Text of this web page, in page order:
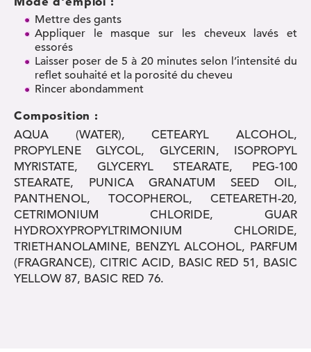
Mettre des gants
Appliquer le masque sur les cheveux lavés et
essorés
Laisser poser de 5 à 20 minutes selon l’intensité du
reflet souhaité et la porosité du cheveu
Rincer abondamment
Composition :
AQUA (WATER), CETEARYL ALCOHOL,
PROPYLENE GLYCOL, GLYCERIN, ISOPROPYL
MYRISTATE, GLYCERYL STEARATE, PEG-100
STEARATE, PUNICA GRANATUM SEED OIL,
PANTHENOL, TOCOPHEROL, CETEARETH-20,
CETRIMONIUM CHLORIDE, GUAR
HYDROXYPROPYLTRIMONIUM CHLORIDE,
TRIETHANOLAMINE, BENZYL ALCOHOL, PARFUM
(FRAGRANCE), CITRIC ACID, BASIC RED 51, BASIC
YELLOW 87, BASIC RED 76.